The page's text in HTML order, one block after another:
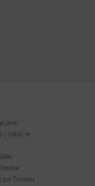
/ robić w
po Toruniu